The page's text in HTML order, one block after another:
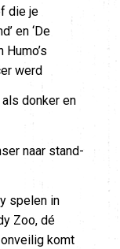
die je
en ‘De
werd
donker en
naar stand-
spelen in
Zoo, dé
komt